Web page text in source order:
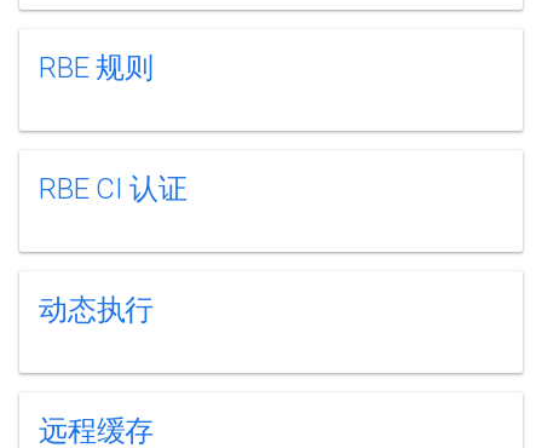
RBE 规则
RBE CI 认证
动态执行
远程缓存